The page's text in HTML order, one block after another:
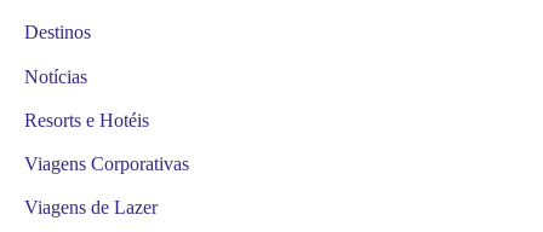
u
p
Destinos
Notícias
Resorts e Hotéis
Viagens Corporativas
Viagens de Lazer